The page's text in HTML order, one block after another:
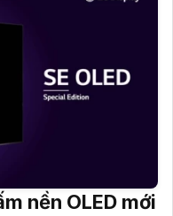
nền OLED mới